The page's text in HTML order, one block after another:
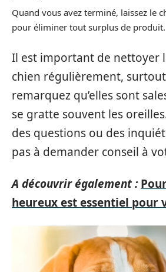
Quand vous avez terminé, laissez le
pour éliminer tout surplus de produit.
Il est important de nettoyer
chien régulièrement,
remarquez qu’elles sont
se gratte souvent les
des questions ou des
pas à demander conseil à
A découvrir également :
heureux est essentiel pour